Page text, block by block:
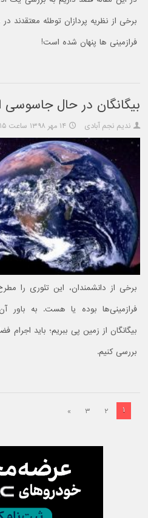
فرازمینی ها پنهان شده است!
بیگانگان در حال جاسوسی
ندیم نجم آبادی ۱۴ مهر ۱۳۹۸ ساعت ۲۱:۱۵
برخی از دانشمندان، این تئوری را
فرازمینی‌ها بوده یا هست. به باور
بیگانگان از زمین پی ببریم؛ باید اجرام
بررسی کنیم.
۱ ۲ ۳ »